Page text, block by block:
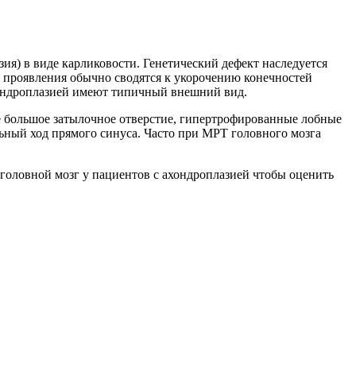
в виде карликовости. Генетический дефект наследуется
обычно сводятся к укорочению конечностей
имеют типичный внешний вид.
затылочное отверстие, гипертрофированные лобные
ход прямого синуса. Часто при МРТ головного мозга
мозг у пациентов с ахондроплазией чтобы оценить